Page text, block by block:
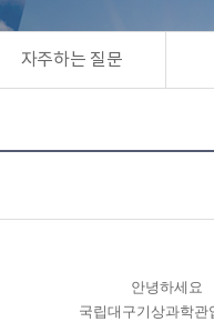
자주하는 질문
안녕하세요
국립대구기상과학관